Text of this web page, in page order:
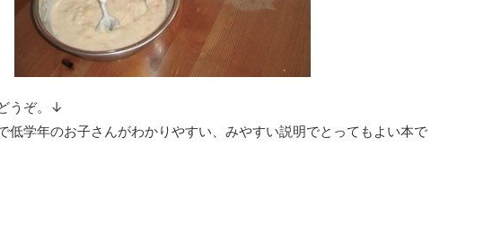
うぞ。↓
低学年のお子さんがわかりやすい、みやすい説明でとってもよい本で